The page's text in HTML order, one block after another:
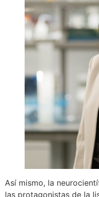
Así mismo, la
las protagonistas de la